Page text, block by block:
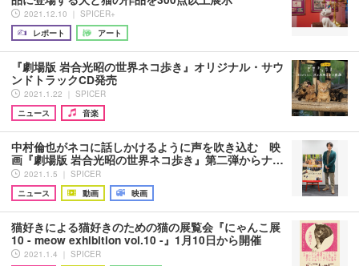
2021.12.10 ｜ SPICER+
レポート
アート
『劇場版 岩合光昭の世界ネコ歩き』オリジナル・サウ
ンドトラックCD発売
2021.1.22 ｜ SPICER
ニュース
音楽
中村倫也がネコに話しかけるように声を吹き込む 映
画『劇場版 岩合光昭の世界ネコ歩き』第二弾からナ…
2021.1.5 ｜ SPICER
ニュース
動画 映画
猫好きによる猫好きのための猫の展覧会『にゃんこ展
10 - meow exhibition vol.10 -』1月10日から開催
2021.1.4 ｜ SPICER